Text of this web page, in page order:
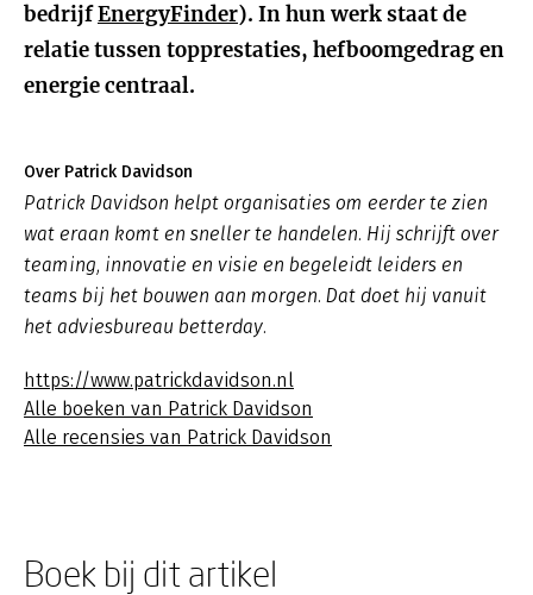
bedrijfEnergyFinder). In hun werk staat de
relatie tussen topprestaties, hefboomgedrag en
energie centraal.
Over Patrick Davidson
Patrick Davidson helpt organisaties om eerder te zien
wat eraan komt en sneller te handelen. Hij schrijft over
teaming, innovatie en visie en begeleidt leiders en
teams bij het bouwen aan morgen. Dat doet hij vanuit
het adviesbureau betterday.
https://www.patrickdavidson.nl
Alle boeken van Patrick Davidson
Alle recensies van Patrick Davidson
Boek bij dit artikel